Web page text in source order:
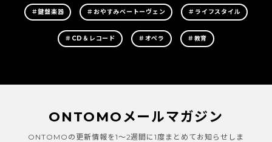
＃鍵盤楽器 ＃おやすみベートーヴェン ＃ライフスタイル
＃CD＆レコード ＃オペラ ＃教育
ONTOMOメールマガジン
ONTOMOの更新情報を1～2週間に1度まとめてお知らせしま